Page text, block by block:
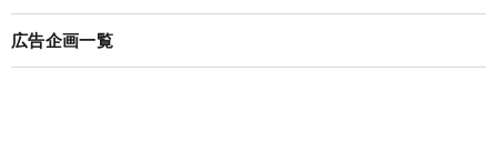
広告企画一覧